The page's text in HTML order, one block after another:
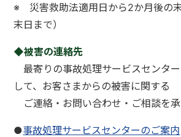
※ 災害救助法適用日から2か月後の
末日まで）
◆被害の連絡先
最寄りの事故処理サービスセンタ
して、お客さまからの被害に関する
ご連絡・お問い合わせ・ご相談を承
●事故処理サービスセンターのご案内